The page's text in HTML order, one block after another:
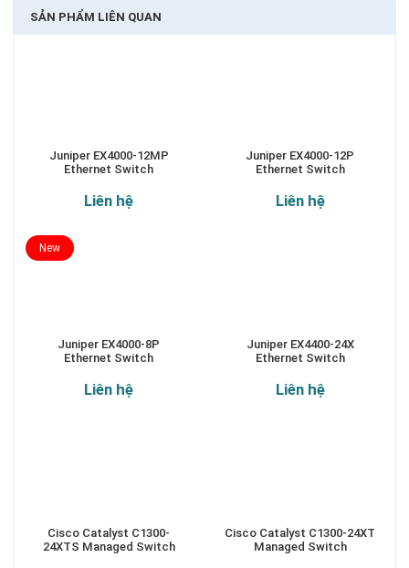
SẢN PHẨM LIÊN QUAN
Juniper EX4000-12MP
Ethernet Switch
Liên hệ
Juniper EX4000-12P
Ethernet Switch
Liên hệ
Juniper EX4000-8P
Ethernet Switch
Liên hệ
New
Juniper EX4400-24X
Ethernet Switch
Liên hệ
Cisco Catalyst C1300-
24XTS Managed Switch
Cisco Catalyst C1300-24XT
Managed Switch